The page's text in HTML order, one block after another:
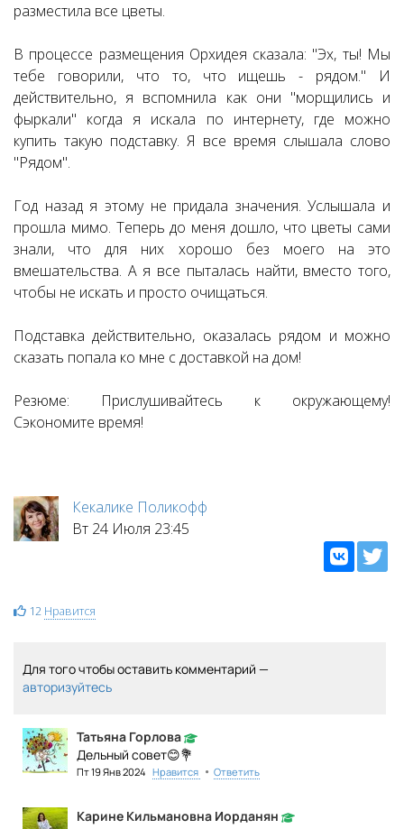
разместила все цветы.
В процессе размещения Орхидея сказала: "Эх, ты! Мы
тебе говорили, что то, что ищешь - рядом." И
действительно, я вспомнила как они "морщились и
фыркали" когда я искала по интернету, где можно
купить такую подставку. Я все время слышала слово
"Рядом".
Год назад я этому не придала значения. Услышала и
прошла мимо. Теперь до меня дошло, что цветы сами
знали, что для них хорошо без моего на это
вмешательства. А я все пыталась найти, вместо того,
чтобы не искать и просто очищаться.
Подставка действительно, оказалась рядом и можно
сказать попала ко мне с доставкой на дом!
Резюме: Прислушивайтесь к окружающему!
Сэкономите время!
Кекалике Поликофф
Вт 24 Июля 23:45
12 Нравится
Для того чтобы оставить комментарий —
авторизуйтесь
Татьяна Горлова
Дельный совет😊💐
Пт 19 Янв 2024 Нравится • Ответить
Карине Кильмановна Иорданян